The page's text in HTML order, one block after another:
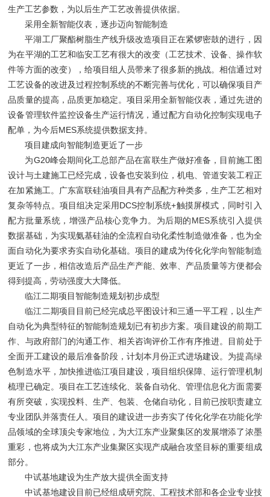
生产工艺参数，为以后生产工艺改善提供依据。
采用全新智能仪表，逐步迈向智能制造
平湖工厂聚酯树脂生产线升级改造项目正在紧锣密鼓的进行，因
为在平湖的工艺和临安工艺有很大的改变（工艺技术、设备、操作软
件等方面的改变），给项目组人员带来了很多新的挑战。相信通过对
工艺设备的改进及过程控制系统的不断完善与优化，可以确保项目产
品质量的提高，品质更加稳定。项目采用全新智能仪表，通过先进的
设备管理软件监控设备生产运行情况，通过配方自动化控制实现电子
配单，为今后MES系统提供数据支持。
项目建成向智能制造更近了一步
为G20峰会期间化工总部产品在富联生产做好准备，目前施工图
设计与土建施工已经完成，设备也安装到位，机电、管道安装工程正
在加紧施工。广东富联硅油项目具有产品配方种类多，生产工艺相对
复杂等特点。项目组决定采用DCS控制系统+触摸屏模式，同时引入
配方批量系统，增强产品核心竞争力。为后期的MES系统引入提供
数据基础，为实现氨基硅油的全流程自动化柔性制造做准备，也为全
面自动化为要求夯实自动化基础。项目的建成为传化化学向智能制造
更近了一步，相信改造后产品生产产能、效率、产品质量等方便都会
得到提高，劳动强度大大降低。
临江二期项目智能制造规划初步成型
临江二期项目目前已经完成总平图设计和三通一平工程，以生产
自动化为典型特征的智能制造规划已有初步方案。项目建设的前期工
作、与政府部门的沟通工作、相关咨询评价工作有序推进。目前处于
全面开工建设的最后准备阶段，计划本月份正式进场建设。为提高绿
色制造水平，加快推进临江项目建设，项目组织保障、运行管理机制
梳理已确定。项目在工艺连续化、装备自动化、管理信息化方面需要
有所突破，实现投料、生产、包装、仓储自动化，目前已按职责建立
专业团队并落责任人。项目的建设进一步夯实了传化化学在功能化学
品领域的全球顶尖专家地位，为大江东产业聚集区的发展增添了浓墨
重彩，也将成为大江东产业集聚区实现产成融合攻坚目标的重要组成
部分。
中试基地建设为生产放大提供全面支持
中试基地建设目前已经组成研究院、工程技术部和各企业专业技